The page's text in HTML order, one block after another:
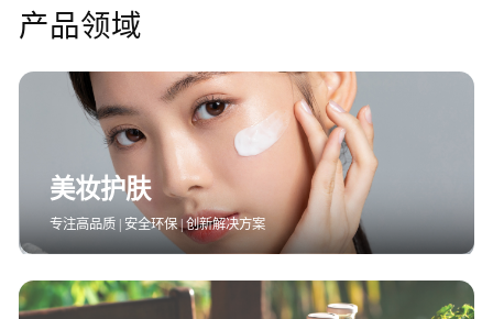
社会责任
产品领域
美妆护肤
专注高品质 | 安全环保 | 创新解决方案